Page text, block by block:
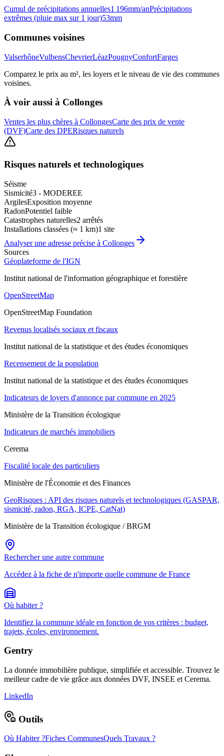
Cumul de précipitations annuelles1 196mm/anPrécipitations
extrêmes (pluie max sur 1 jour)53mm
Communes voisines
ValserhôneVulbensChevrierLéazPougnyConfortFarges
Comparez le prix au m², les loyers et le niveau de vie des communes
voisines.
À voir aussi à Collonges
Ventes les plus chères à CollongesCarte des prix de vente
(DVF)Carte des DPERisques naturels
Risques naturels et technologiques
Séisme
Sismicité3 - MODEREE
ArgilesExposition moyenne
RadonPotentiel faible
Catastrophes naturelles2 arrêtés
Installations classées (≈ 1 km)1 site
Analyser une adresse précise à Collonges
Sources
Géoplateforme de l'IGN
Institut national de l'information géographique et forestière
OpenStreetMap
OpenStreetMap Foundation
Revenus localisés sociaux et fiscaux
Institut national de la statistique et des études économiques
Recensement de la population
Institut national de la statistique et des études économiques
Indicateurs de loyers d'annonce par commune en 2025
Ministère de la Transition écologique
Indicateurs de marchés immobiliers
Cerema
Fiscalité locale des particuliers
Ministère de l'Économie et des Finances
GeoRisques : API des risques naturels et technologiques (GASPAR,
sismicité, radon, RGA, ICPE, CatNat)
Ministère de la Transition écologique / BRGM
Rechercher une autre commune
Accédez à la fiche de n'importe quelle commune de France
Où habiter ?
Identifiez la commune idéale en fonction de vos critères : budget,
trajets, écoles, environnement.
Gentry
La donnée immobilière publique, simplifiée et accessible. Trouvez le
meilleur cadre de vie grâce aux données DVF, INSEE et Cerema.
LinkedIn
Outils
Où Habiter ?Fiches CommunesQuels Travaux ?